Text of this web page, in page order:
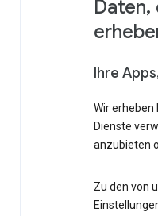
Ihre
Wir erheben
Dienste
anzubieten
Zu den von